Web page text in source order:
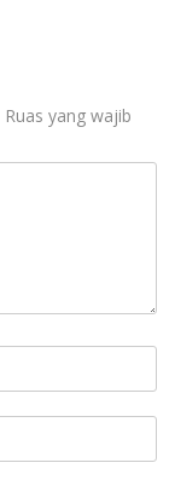
Ruas yang wajib